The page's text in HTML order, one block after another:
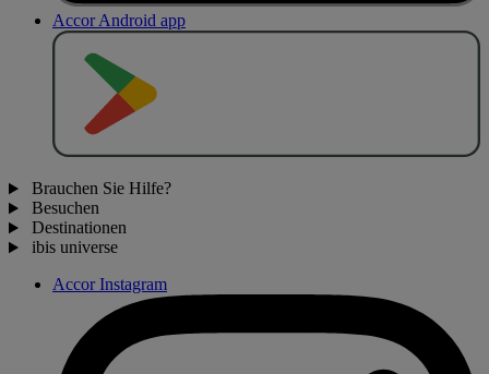
Accor Android app
Brauchen Sie Hilfe?
Besuchen
Destinationen
ibis universe
Accor Instagram